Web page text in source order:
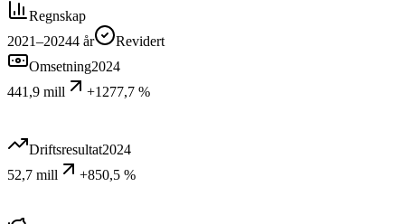
Regnskap
2021–20244 år
Revidert
Omsetning2024
441,9 mill
+1277,7 %
Driftsresultat2024
52,7 mill
+850,5 %